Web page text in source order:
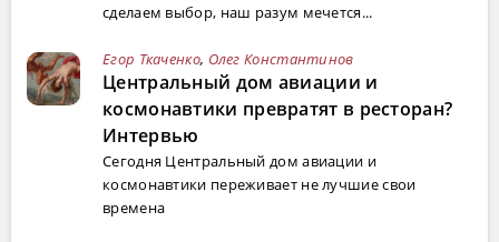
сделаем выбор, наш разум мечется...
Егор Ткаченко, Олег Константинов
Центральный дом авиации и
космонавтики превратят в ресторан?
Интервью
Сегодня Центральный дом авиации и
космонавтики переживает не лучшие свои
времена